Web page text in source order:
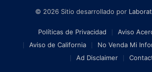
© 2026 Sitio desarrollado por
Políticas de Privacidad
Aviso
Aviso de California
No Venda Mi
Ad Disclaimer